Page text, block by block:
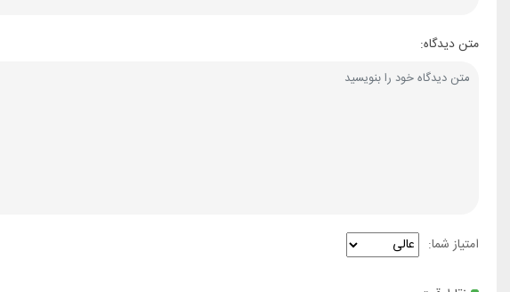
متن دیدگاه:
امتیاز شما: